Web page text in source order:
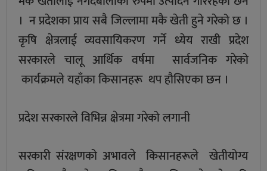
। न प्रदेशका प्राय सबै जिल्लामा मकै खेती हुने गरेको छ ।
कृषि क्षेत्रलाई व्यवसायिकरण गर्ने ध्येय राखी प्रदेश
सरकारले चालू आर्थिक वर्षमा सार्वजनिक गरेको
कार्यक्रमले यहाँका किसानहरू थप हौसिएका छन ।
प्रदेश सरकारले विभिन्न क्षेत्रमा गरेको लगानी
सरकारी संरक्षणको अभावले किसानहरूले खेतीयोग्य